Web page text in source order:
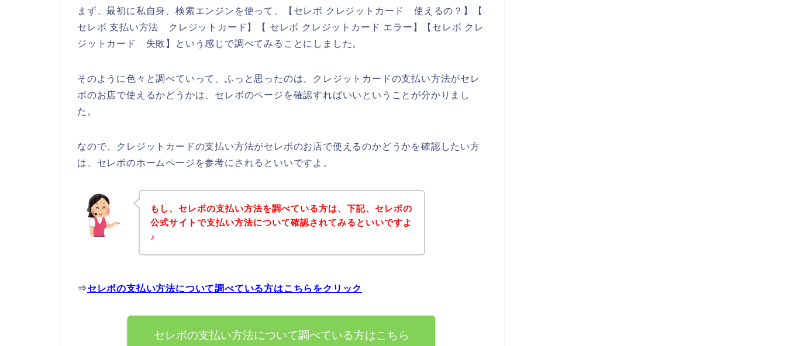
まず、最初に私自身、検索エンジンを使って、【セレボ クレジットカード 使えるの？】【
セレボ 支払い方法 クレジットカード】【 セレボ クレジットカード エラー】【セレボ クレ
ジットカード 失敗】という感じで調べてみることにしました。
そのように色々と調べていって、ふっと思ったのは、クレジットカードの支払い方法がセレ
ボのお店で使えるかどうかは、セレボのページを確認すればいいということが分かりまし
た。
なので、クレジットカードの支払い方法がセレボのお店で使えるのかどうかを確認したい方
は、セレボのホームページを参考にされるといいですよ。
もし、セレボの支払い方法を調べている方は、下記、セレボの
公式サイトで支払い方法について確認されてみるといいですよ
♪
⇒セレボの支払い方法について調べている方はこちらをクリック
セレボの支払い方法について調べている方はこちら